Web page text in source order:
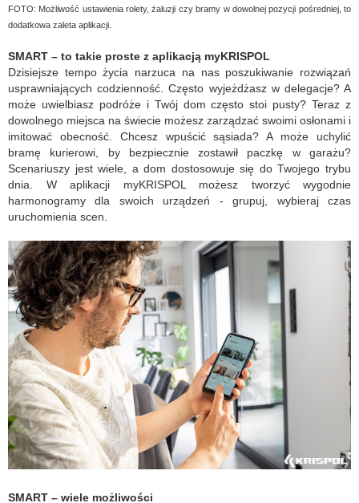
FOTO: Możliwość ustawienia rolety, żaluzji czy bramy w dowolnej pozycji pośredniej, to
dodatkowa zaleta aplikacji.
SMART – to takie proste z aplikacją myKRISPOL
Dzisiejsze tempo życia narzuca na nas poszukiwanie rozwiązań
usprawniających codzienność. Często wyjeżdżasz w delegacje? A
może uwielbiasz podróże i Twój dom często stoi pusty? Teraz z
dowolnego miejsca na świecie możesz zarządzać swoimi osłonami i
imitować obecność. Chcesz wpuścić sąsiada? A może uchylić
bramę kurierowi, by bezpiecznie zostawił paczkę w garażu?
Scenariuszy jest wiele, a dom dostosowuje się do Twojego trybu
dnia. W aplikacji myKRISPOL możesz tworzyć wygodnie
harmonogramy dla swoich urządzeń - grupuj, wybieraj czas
uruchomienia scen.
SMART – wiele możliwości